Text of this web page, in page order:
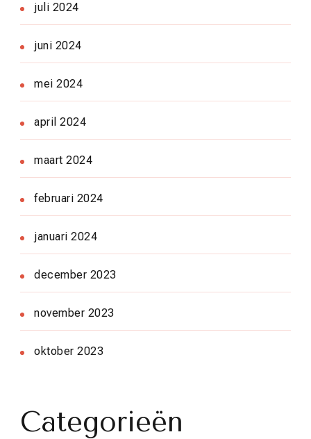
juli 2024
juni 2024
mei 2024
april 2024
maart 2024
februari 2024
januari 2024
december 2023
november 2023
oktober 2023
Categorieën